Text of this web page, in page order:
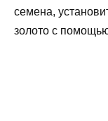
семена,
золото с